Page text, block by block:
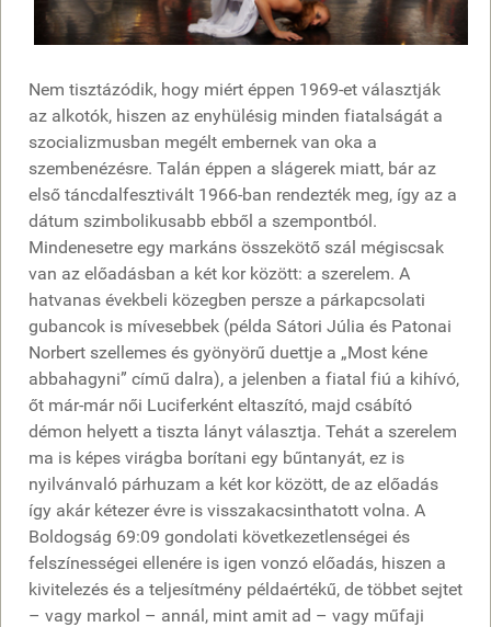
Nem tisztázódik, hogy miért éppen 1969-et választják
az alkotók, hiszen az enyhülésig minden fiatalságát a
szocializmusban megélt embernek van oka a
szembenézésre. Talán éppen a slágerek miatt, bár az
első táncdalfesztivált 1966-ban rendezték meg, így az a
dátum szimbolikusabb ebből a szempontból.
Mindenesetre egy markáns összekötő szál mégiscsak
van az előadásban a két kor között: a szerelem. A
hatvanas évekbeli közegben persze a párkapcsolati
gubancok is mívesebbek (példa Sátori Júlia és Patonai
Norbert szellemes és gyönyörű duettje a „Most kéne
abbahagyni” című dalra), a jelenben a fiatal fiú a kihívó,
őt már-már női Luciferként eltaszító, majd csábító
démon helyett a tiszta lányt választja. Tehát a szerelem
ma is képes virágba borítani egy bűntanyát, ez is
nyilvánvaló párhuzam a két kor között, de az előadás
így akár kétezer évre is visszakacsinthatott volna. A
Boldogság 69:09 gondolati következetlenségei és
felszínességei ellenére is igen vonzó előadás, hiszen a
kivitelezés és a teljesítmény példaértékű, de többet sejtet
– vagy markol – annál, mint amit ad – vagy műfaji